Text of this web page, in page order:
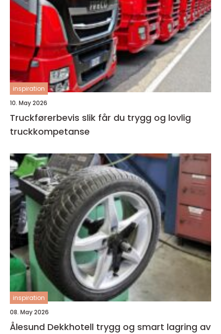
inspiration
10. May 2026
Truckførerbevis slik får du trygg og lovlig
truckkompetanse
inspiration
08. May 2026
Ålesund Dekkhotell trygg og smart lagring av